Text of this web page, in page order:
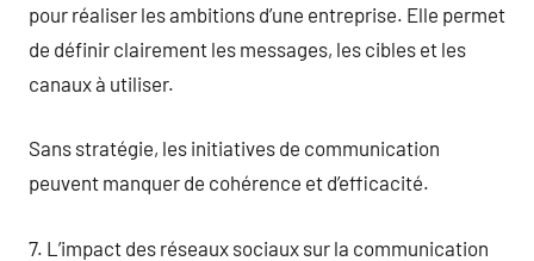
pour réaliser les ambitions d’une entreprise. Elle permet
de définir clairement les messages, les cibles et les
canaux à utiliser.
Sans stratégie, les initiatives de communication
peuvent manquer de cohérence et d’efficacité.
7. L’impact des réseaux sociaux sur la communication